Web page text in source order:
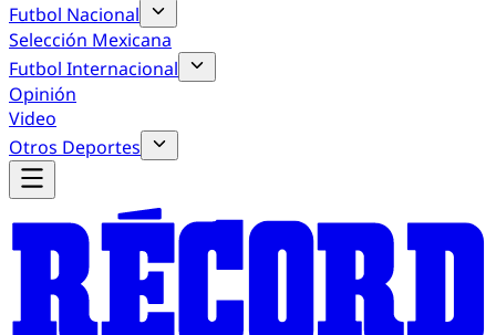
Futbol Nacional
Selección Mexicana
Futbol Internacional
Opinión
Video
Otros Deportes